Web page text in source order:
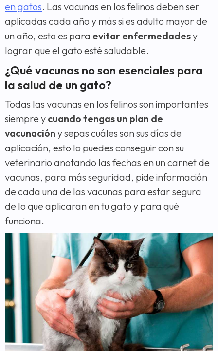
en gatos. Las vacunas en los felinos deben ser
aplicadas cada año y más si es adulto mayor de
un año, esto es para evitar enfermedadesy
lograr que el gato esté saludable.
¿Qué vacunas no son esenciales para
la salud de un gato?
Todas las vacunas en los felinos son importantes
siempre y cuando tengas un plan de
vacunación y sepas cuáles son sus días de
aplicación, esto lo puedes conseguir con su
veterinario anotando las fechas en un carnet de
vacunas, para más seguridad, pide información
de cada una de las vacunas para estar segura
de lo que aplicaran en tu gato y para qué
funciona.